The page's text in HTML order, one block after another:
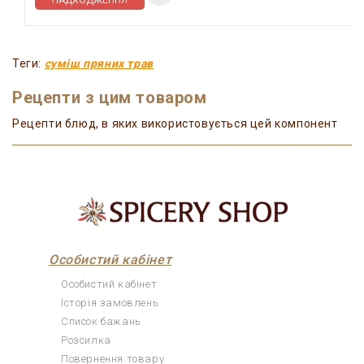
Теги: суміш пряних трав
Рецепти з цим товаром
Рецепти блюд, в яких використовується цей компонент
Особистий кабінет
Особистий кабінет
Історія замовлень
Список бажань
Розсилка
Повернення товару